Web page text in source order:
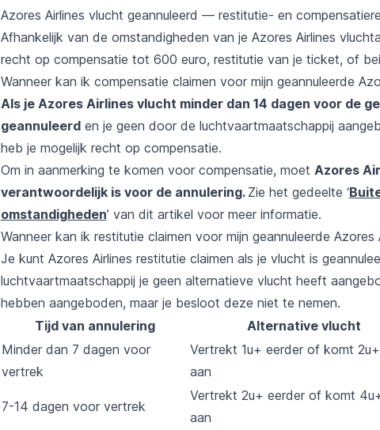
Azores Airlines vlucht geannuleerd — restitutie- en
Afhankelijk van de omstandigheden van je Azores Airlines
recht op compensatie tot 600 euro, restitutie van je ticket, of
Wanneer kan ik compensatie claimen voor mijn geannuleerde
Als je Azores Airlines vlucht minder dan 14 dagen voor de
geannuleerden je geen door de luchtvaartmaatschappij
heb je mogelijk recht op compensatie.
Om in aanmerking te komen voor compensatie, moet Azores
verantwoordelijk is voor de annulering. Zie het gedeelte ‘
omstandigheden’ van dit artikel voor meer informatie.
Wanneer kan ik restitutie claimen voor mijn geannuleerde Azores
Je kunt Azores Airlines restitutie claimen als je vlucht is
luchtvaartmaatschappij je geen alternatieve vlucht heeft
hebben aangeboden, maar je besloot deze niet te nemen.
Tijd van annulering
Alternative vlucht
Minder dan 7 dagen voor
vertrek
Vertrekt 1u+ eerder of komt
aan
7-14 dagen voor vertrek
Vertrekt 2u+ eerder of komt
aan